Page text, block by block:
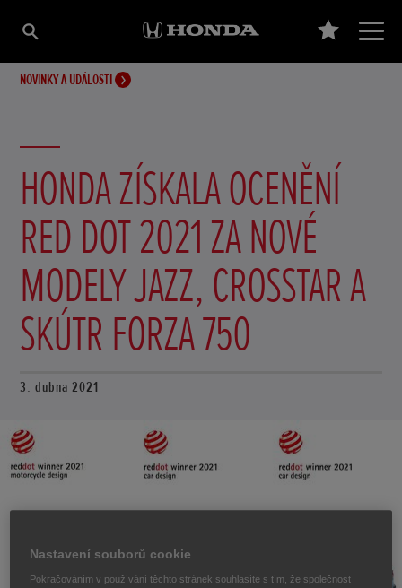
NOVINKY A UDÁLOSTI
HONDA ZÍSKALA OCENĚNÍ
RED DOT 2021 ZA NOVÉ
MODELY JAZZ, CROSSTAR A
SKÚTR FORZA 750
3. dubna 2021
Nastavení souborů cookie
Pokračováním v používání těchto stránek souhlasíte s tím, že společnost